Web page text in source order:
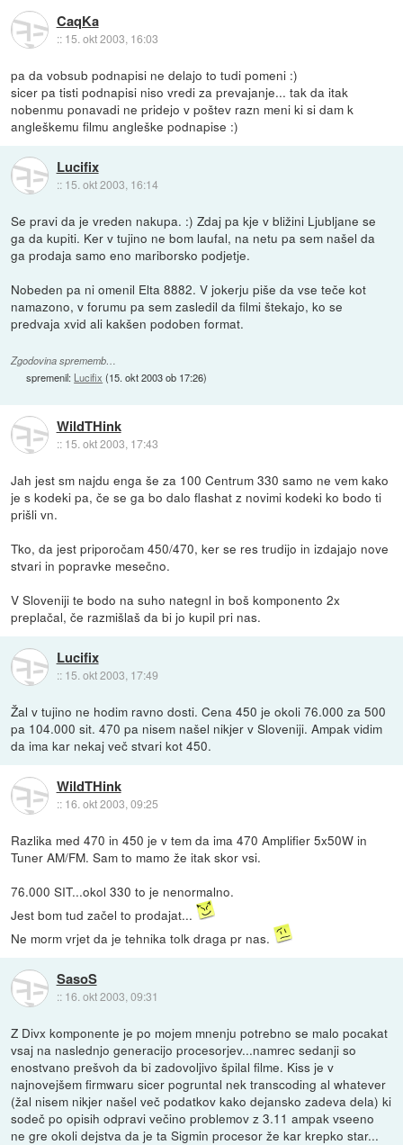
CaqKa
:: 15. okt 2003, 16:03
pa da vobsub podnapisi ne delajo to tudi pomeni :)
sicer pa tisti podnapisi niso vredi za prevajanje... tak da itak
nobenmu ponavadi ne pridejo v poštev razn meni ki si dam k
angleškemu filmu angleške podnapise :)
Lucifix
:: 15. okt 2003, 16:14
Se pravi da je vreden nakupa. :) Zdaj pa kje v bližini Ljubljane se
ga da kupiti. Ker v tujino ne bom laufal, na netu pa sem našel da
ga prodaja samo eno mariborsko podjetje.
Nobeden pa ni omenil Elta 8882. V jokerju piše da vse teče kot
namazono, v forumu pa sem zasledil da filmi štekajo, ko se
predvaja xvid ali kakšen podoben format.
Zgodovina sprememb…
spremenil: Lucifix (15. okt 2003 ob 17:26)
WildTHink
:: 15. okt 2003, 17:43
Jah jest sm najdu enga še za 100 Centrum 330 samo ne vem kako
je s kodeki pa, če se ga bo dalo flashat z novimi kodeki ko bodo ti
prišli vn.
Tko, da jest priporočam 450/470, ker se res trudijo in izdajajo nove
stvari in popravke mesečno.
V Sloveniji te bodo na suho nategnl in boš komponento 2x
preplačal, če razmišlaš da bi jo kupil pri nas.
Lucifix
:: 15. okt 2003, 17:49
Žal v tujino ne hodim ravno dosti. Cena 450 je okoli 76.000 za 500
pa 104.000 sit. 470 pa nisem našel nikjer v Sloveniji. Ampak vidim
da ima kar nekaj več stvari kot 450.
WildTHink
:: 16. okt 2003, 09:25
Razlika med 470 in 450 je v tem da ima 470 Amplifier 5x50W in
Tuner AM/FM. Sam to mamo že itak skor vsi.
76.000 SIT...okol 330 to je nenormalno.
Jest bom tud začel to prodajat...
Ne morm vrjet da je tehnika tolk draga pr nas.
SasoS
:: 16. okt 2003, 09:31
Z Divx komponente je po mojem mnenju potrebno se malo pocakat
vsaj na naslednjo generacijo procesorjev...namrec sedanji so
enostvano prešvoh da bi zadovoljivo špilal filme. Kiss je v
najnovejšem firmwaru sicer pogruntal nek transcoding al whatever
(žal nisem nikjer našel več podatkov kako dejansko zadeva dela) ki
sodeč po opisih odpravi večino problemov z 3.11 ampak vseeno
ne gre okoli dejstva da je ta Sigmin procesor že kar krepko star...